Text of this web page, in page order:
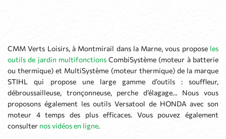
CMM Verts Loisirs, à Montmirail dans la Marne, vous propose les
outils de jardin multifonctionsCombiSystème (moteur à batterie
ou thermique) et MultiSystème (moteur thermique) de la marque
STIHL qui propose une large gamme d’outils : souffleur,
débroussailleuse, tronçonneuse, perche d’élagage… Nous vous
proposons également les outils Versatool de HONDA avec son
moteur 4 temps des plus efficaces. Vous pouvez également
consulter nos vidéos en ligne.